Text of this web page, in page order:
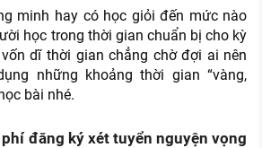
minh hay có học giỏi đến mức nào
học trong thời gian chuẩn bị cho kỳ
dĩ thời gian chẳng chờ đợi ai nên
những khoảng thời gian “vàng,
bài nhé.
đăng ký xét tuyển nguyện vọng